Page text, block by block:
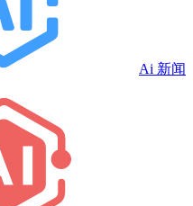
Ai 新闻